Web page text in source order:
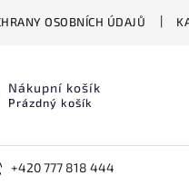
OSOBNÍCH ÚDAJŮ
Nákupní košík
Prázdný košík
BIONICKÉ MOPY
+420 777 818 444